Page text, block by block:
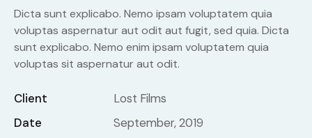
Dicta sunt explicabo. Nemo ipsam voluptatem quia
voluptas aspernatur aut odit aut fugit, sed quia. Dicta
sunt explicabo. Nemo enim ipsam voluptatem quia
voluptas sit aspernatur aut odit.
Client
Lost Films
Date
September, 2019